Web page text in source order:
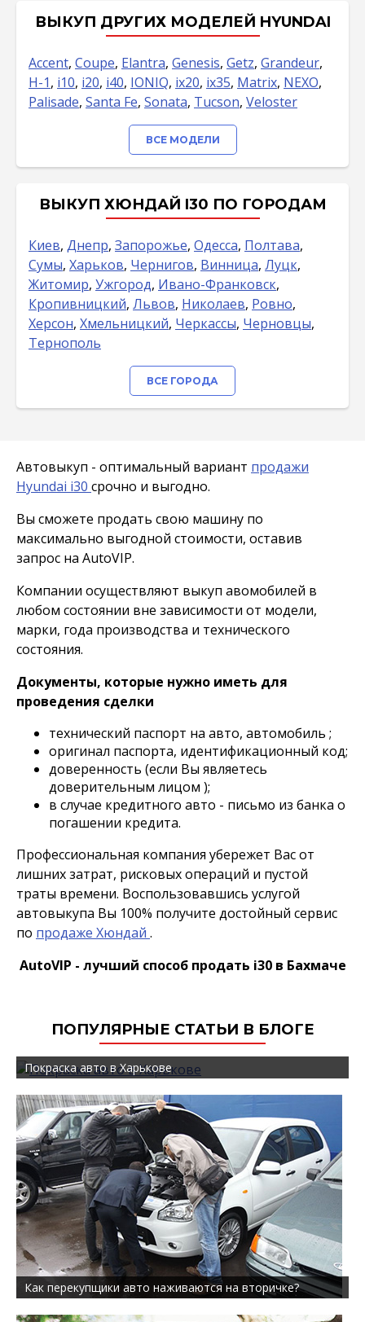
ВЫКУП ДРУГИХ МОДЕЛЕЙ HYUNDAI
Accent, Coupe, Elantra, Genesis, Getz, Grandeur,
H-1, i10, i20, i40, IONIQ, ix20, ix35, Matrix, NEXO,
Palisade, Santa Fe, Sonata, Tucson, Veloster
ВСЕ МОДЕЛИ
ВЫКУП ХЮНДАЙ I30 ПО ГОРОДАМ
Киев, Днепр, Запорожье, Одесса, Полтава,
Сумы, Харьков, Чернигов, Винница, Луцк,
Житомир, Ужгород, Ивано-Франковск,
Кропивницкий, Львов, Николаев, Ровно,
Херсон, Хмельницкий, Черкассы, Черновцы,
Тернополь
ВСЕ ГОРОДА
Автовыкуп - оптимальный вариант продажи
Hyundai i30 срочно и выгодно.
Вы сможете продать свою машину по
максимально выгодной стоимости, оставив
запрос на AutoVIP.
Компании осуществляют выкуп авомобилей в
любом состоянии вне зависимости от модели,
марки, года производства и технического
состояния.
Документы, которые нужно иметь для
проведения сделки
технический паспорт на авто, автомобиль ;
оригинал паспорта, идентификационный код;
доверенность (если Вы являетесь
доверительным лицом );
в случае кредитного авто - письмо из банка о
погашении кредита.
Профессиональная компания убережет Вас от
лишних затрат, рисковых операций и пустой
траты времени. Воспользовавшись услугой
автовыкупа Вы 100% получите достойный сервис
по продаже Хюндай .
AutoVIP - лучший способ продать i30 в Бахмаче
ПОПУЛЯРНЫЕ СТАТЬИ В БЛОГЕ
Покраска авто в Харькове
Как перекупщики авто наживаются на вторичке?